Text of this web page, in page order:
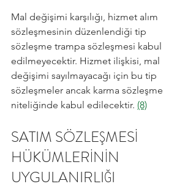
Mal değişimi karşılığı, hizmet alım
sözleşmesinin düzenlendiği tip
sözleşme trampa sözleşmesi kabul
edilmeyecektir. Hizmet ilişkisi, mal
değişimi sayılmayacağı için bu tip
sözleşmeler ancak karma sözleşme
niteliğinde kabul edilecektir. (8)
SATIM SÖZLEŞMESİ
HÜKÜMLERİNİN
UYGULANIRLIĞI